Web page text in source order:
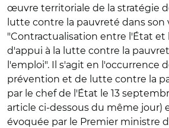
œuvre territoriale de la stratégie
lutte contre la pauvreté dans son
"Contractualisation entre l'État
d'appui à la lutte contre la
l'emploi". Il s'agit en l'occurrence
prévention et de lutte contre la
par le chef de l'État le 13
article ci-dessous du même jour)
évoquée par le Premier ministre